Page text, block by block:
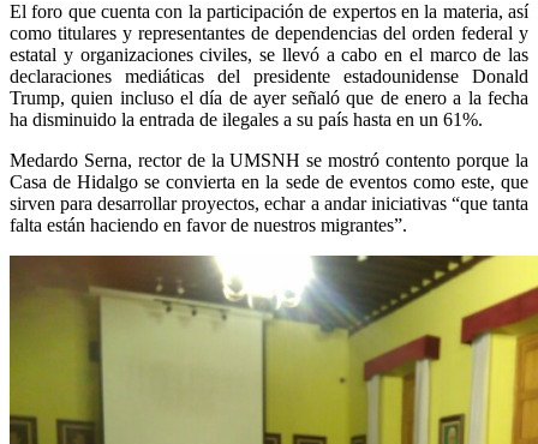
El foro que cuenta con la participación de expertos en la materia, así
como titulares y representantes de dependencias del orden federal y
estatal y organizaciones civiles, se llevó a cabo en el marco de las
declaraciones mediáticas del presidente estadounidense Donald
Trump, quien incluso el día de ayer señaló que de enero a la fecha
ha disminuido la entrada de ilegales a su país hasta en un 61%.
Medardo Serna, rector de la UMSNH se mostró contento porque la
Casa de Hidalgo se convierta en la sede de eventos como este, que
sirven para desarrollar proyectos, echar a andar iniciativas “que tanta
falta están haciendo en favor de nuestros migrantes”.